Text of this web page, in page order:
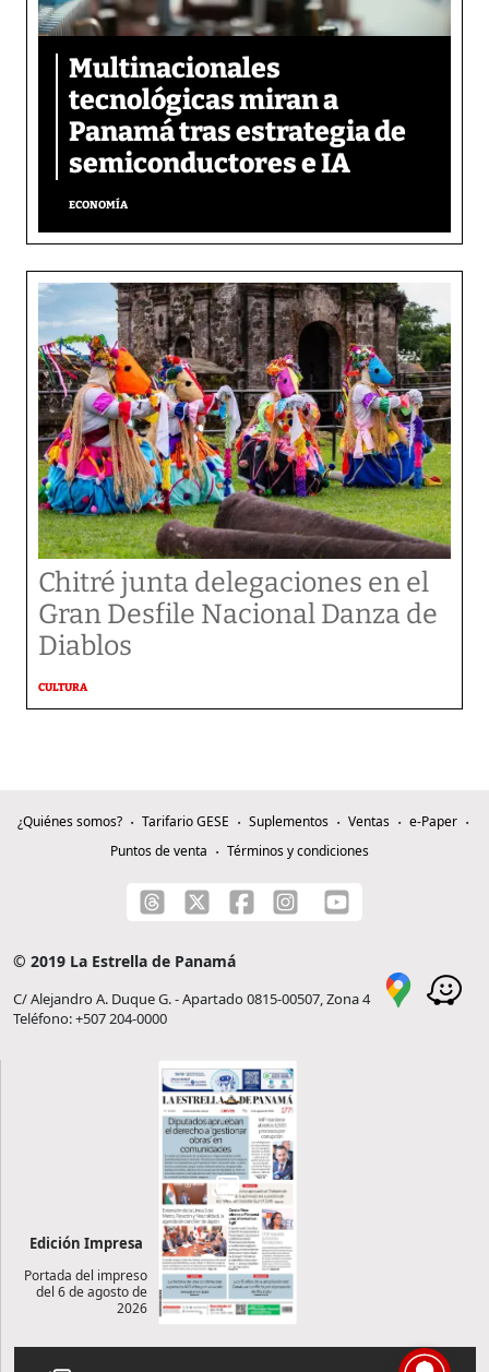
Multinacionales
tecnológicas miran a
Panamá tras estrategia de
semiconductores e IA
ECONOMÍA
Chitré junta delegaciones en el
Gran Desfile Nacional Danza de
Diablos
CULTURA
¿Quiénes somos? Tarifario GESE Suplementos Ventas
e-Paper
Puntos de venta
Términos y condiciones
© 2019 La Estrella de Panamá
C/ Alejandro A. Duque G. - Apartado 0815-00507, Zona 4
Teléfono: +507 204-0000
Edición Impresa
Portada del impreso
del 6 de agosto de
2026